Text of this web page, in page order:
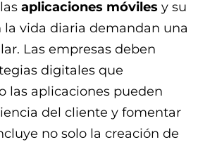
aplicaciones móviles y su
la vida diaria demandan una
Las empresas deben
digitales que
las aplicaciones pueden
del cliente y fomentar
no solo la creación de